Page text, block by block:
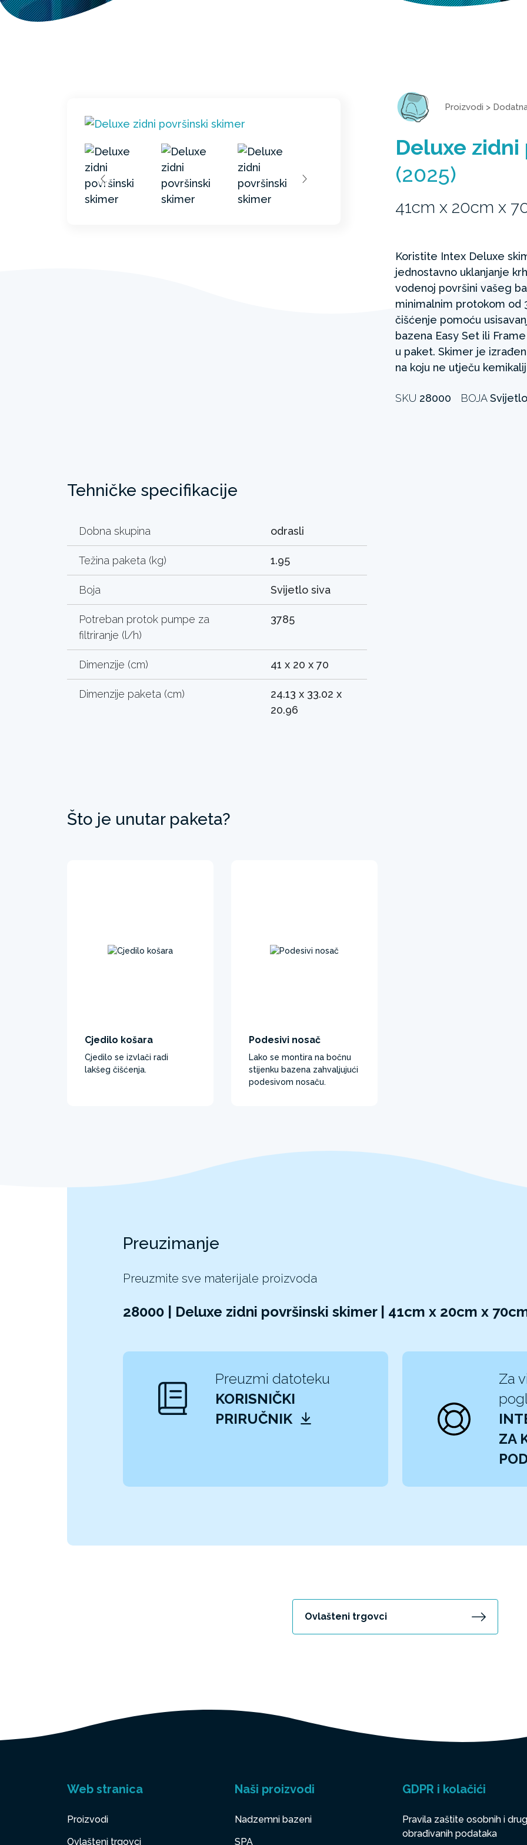
Proizvodi >
Deluxe
(2025)
41cm x 20cm x
Koristite Intex Deluxe
jednostavno uklanjanje
vodenoj površini vašeg
minimalnim protokom od
čišćenje pomoću
bazena Easy Set ili
u paket. Skimer je
na koju ne utječu
SKU 28000 BOJA
Tehničke specifikacije
Dobna skupina odrasli
Težina paketa (kg) 1.95
Boja Svijetlo siva
Potreban protok pumpe za
filtriranje (l/h)
3785
Dimenzije (cm) 41 x 20 x 70
Dimenzije paketa (cm)
24.13 x 33.02 x
20.96
Što je unutar paketa?
Cjedilo košara
Cjedilo se izvlači radi
lakšeg čišćenja.
Podesivi nosač
Lako se montira na bočnu
stijenku bazena zahvaljujući
podesivom nosaču.
Preuzimanje
Preuzmite sve materijale proizvoda
28000 | Deluxe zidni površinski skimer | 41cm x 20cm x
Preuzmi datoteku
KORISNIČKI
PRIRUČNIK
Za
ZA
Ovlašteni trgovci
Web stranica
Proizvodi
Ovlašteni trgovci
Naši proizvodi
Nadzemni bazeni
SPA
GDPR i kolačići
Pravila zaštite osobnih i
obrađivanih podataka